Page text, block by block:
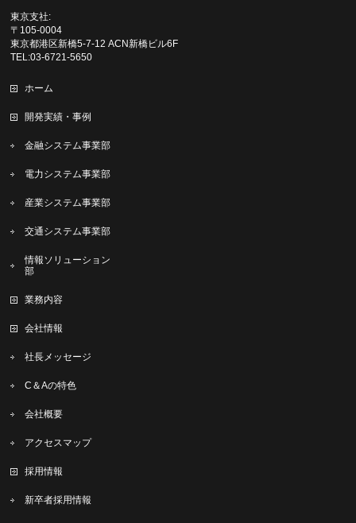
東京支社:
〒105-0004
東京都港区新橋5-7-12 ACN新橋ビル6F
TEL:03-6721-5650
ホーム
開発実績・事例
金融システム事業部
電力システム事業部
産業システム事業部
交通システム事業部
情報ソリューション
部
業務内容
会社情報
社長メッセージ
C＆Aの特色
会社概要
アクセスマップ
採用情報
新卒者採用情報